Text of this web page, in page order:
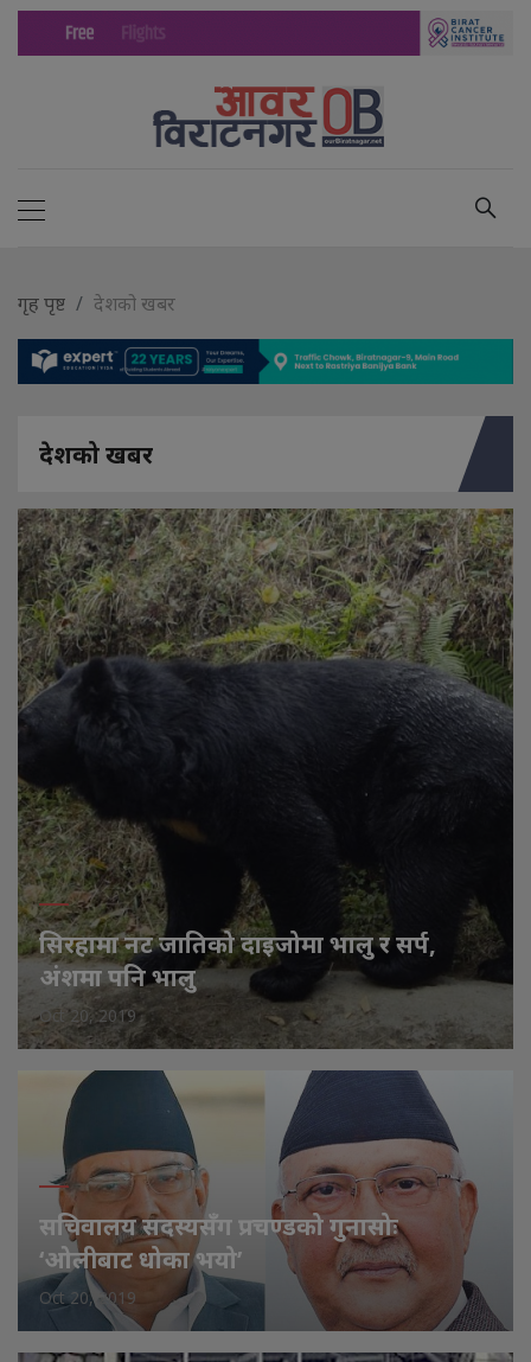
गृह पृष्ट देशको खबर
देशको खबर
सिरहामा नट जातिको दाइजोमा भालु र सर्प,
अंशमा पनि भालु
Oct 20, 2019
सचिवालय सदस्यसँग प्रचण्डको गुनासोः
‘ओलीबाट धोका भयो’
Oct 20, 2019